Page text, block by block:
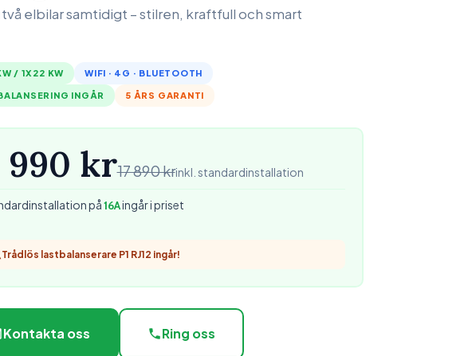
två elbilar samtidigt – stilren, kraftfull och smart
/ 1X22 KW WIFI · 4G · BLUETOOTH
INGÅR 5 ÅRS GARANTI
990 kr17 890 krinkl. standardinstallation
på16Aingår i priset
Trådlös lastbalanserare P1 RJ12 ingår!
Kontakta oss Ring oss